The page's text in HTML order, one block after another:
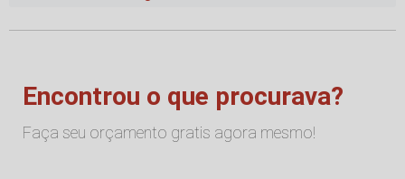
Encontrou o que procurava?
Faça seu orçamento gratis agora mesmo!